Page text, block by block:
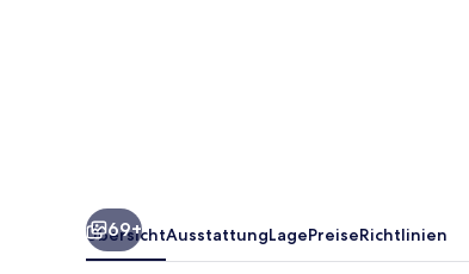
69+
ÜbersichtAusstattungLagePreiseRichtlinien